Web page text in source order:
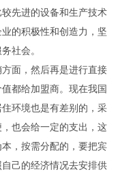
先进的设备和生产技术
的积极性和创造力，坚
社会。
面，然后再是进行直接
都给加盟商。现在我国
环境也是有差别的，采
也会给一定的支出，这
，按需分配的，要把宾
己的经济情况去安排供